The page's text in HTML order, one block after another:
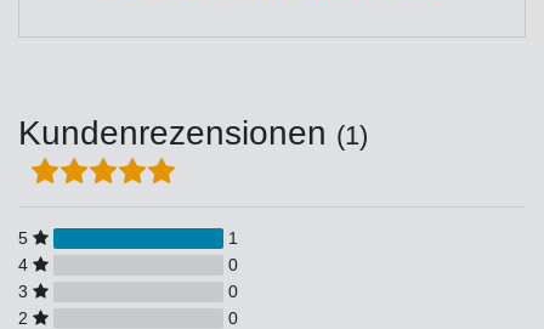
Kundenrezensionen (1)
5
1
4
0
3
0
2
0